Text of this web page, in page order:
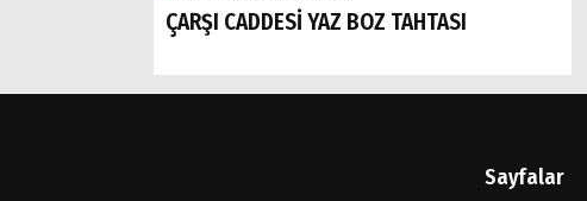
ÇARŞI CADDESİ YAZ BOZ TAHTASI
Sayfalar